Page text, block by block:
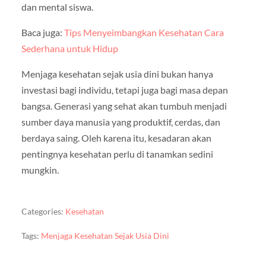
dan mental siswa.
Baca juga: Tips Menyeimbangkan Kesehatan Cara
Sederhana untuk Hidup
Menjaga kesehatan sejak usia dini bukan hanya
investasi bagi individu, tetapi juga bagi masa depan
bangsa. Generasi yang sehat akan tumbuh menjadi
sumber daya manusia yang produktif, cerdas, dan
berdaya saing. Oleh karena itu, kesadaran akan
pentingnya kesehatan perlu di tanamkan sedini
mungkin.
Categories: Kesehatan
Tags: Menjaga Kesehatan Sejak Usia Dini